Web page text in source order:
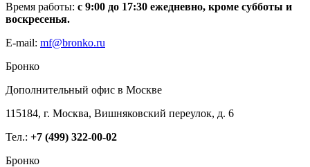
Время работы: с 9:00 до 17:30 ежедневно, кроме субботы и
воскресенья.
E-mail: mf@bronko.ru
Бронко
Дополнительный офис в Москве
115184, г. Москва, Вишняковский переулок, д. 6
Тел.: +7 (499) 322-00-02
Бронко